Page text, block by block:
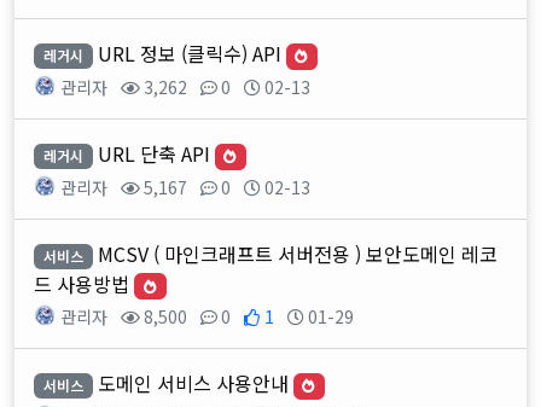
레거시 URL 정보 (클릭수) API
관리자 3,262 0 02-13
레거시 URL 단축 API
관리자 5,167 0 02-13
서비스
MCSV ( 마인크래프트 서버전용 ) 보안도메인 레코
드 사용방법
관리자 8,500 0 1 01-29
서비스 도메인 서비스 사용안내